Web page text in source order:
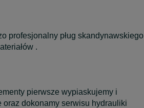
profesjonalny pług skandynawskiego
.
pierwsze wypiaskujemy i
oraz dokonamy serwisu hydrauliki